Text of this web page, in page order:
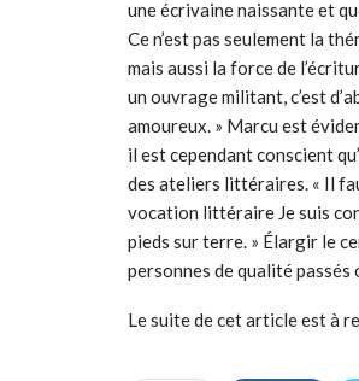
une écrivaine naissante et
Ce n’est pas seulement la
mais aussi la force de
un ouvrage militant, c’est
amoureux. » Marcu est
il est cependant conscient
des ateliers littéraires. « Il
vocation littéraire Je suis
pieds sur terre. » Élargir le
personnes de qualité
Le suite de cet article est à